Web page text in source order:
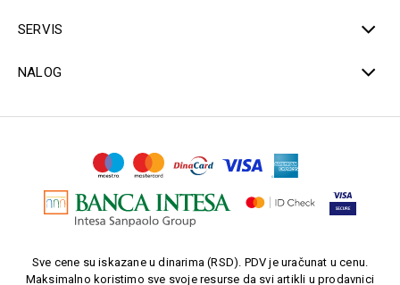
SERVIS
NALOG
Sve cene su iskazane u dinarima (RSD). PDV je uračunat u cenu.
Maksimalno koristimo sve svoje resurse da svi artikli u prodavnici